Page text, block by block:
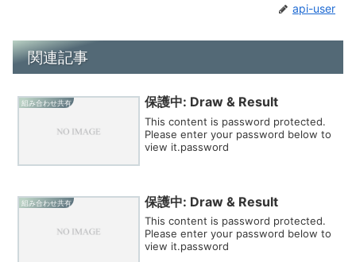
api-user
関連記事
組み合わせ共有 保護中: Draw & Result
This content is password protected.
Please enter your password below to
view it.password
組み合わせ共有 保護中: Draw & Result
This content is password protected.
Please enter your password below to
view it.password